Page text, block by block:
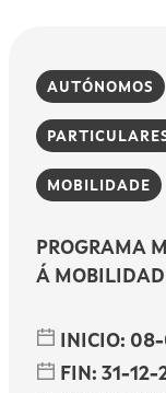
AUTÓNOMOS
MOBILIDADE
PROGRAMA
Á
INICIO: 08-
FIN: 31-12-